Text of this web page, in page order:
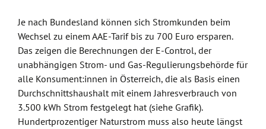
Je nach Bundesland können sich Stromkunden beim
Wechsel zu einem AAE-Tarif bis zu 700 Euro ersparen.
Das zeigen die Berechnungen der E-Control, der
unabhängigen Strom- und Gas-Regulierungsbehörde für
alle Konsument:innen in Österreich, die als Basis einen
Durchschnittshaushalt mit einem Jahresverbrauch von
3.500 kWh Strom festgelegt hat (siehe Grafik).
Hundertprozentiger Naturstrom muss also heute längst